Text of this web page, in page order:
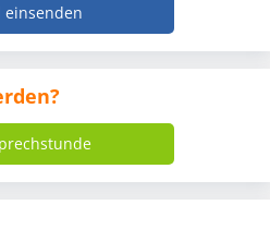
einsenden